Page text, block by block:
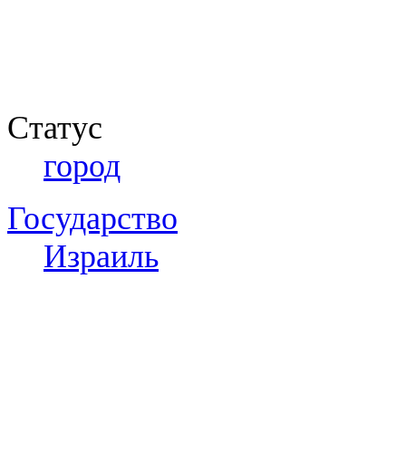
Статус
город
Государство
Израиль